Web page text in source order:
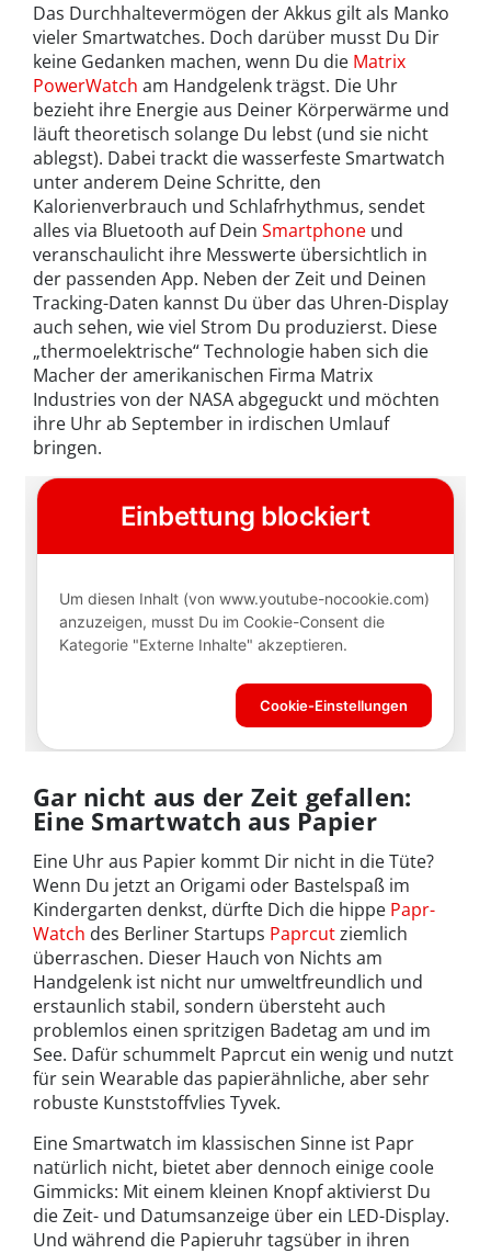
Das Durchhaltevermögen der Akkus gilt als Manko
vieler Smartwatches. Doch darüber musst Du Dir
keine Gedanken machen, wenn Du die Matrix
PowerWatch am Handgelenk trägst. Die Uhr
bezieht ihre Energie aus Deiner Körperwärme und
läuft theoretisch solange Du lebst (und sie nicht
ablegst). Dabei trackt die wasserfeste Smartwatch
unter anderem Deine Schritte, den
Kalorienverbrauch und Schlafrhythmus, sendet
alles via Bluetooth auf Dein Smartphone und
veranschaulicht ihre Messwerte übersichtlich in
der passenden App. Neben der Zeit und Deinen
Tracking-Daten kannst Du über das Uhren-Display
auch sehen, wie viel Strom Du produzierst. Diese
„thermoelektrische“ Technologie haben sich die
Macher der amerikanischen Firma Matrix
Industries von der NASA abgeguckt und möchten
ihre Uhr ab September in irdischen Umlauf
bringen.
Gar nicht aus der Zeit gefallen:
Eine Smartwatch aus Papier
Eine Uhr aus Papier kommt Dir nicht in die Tüte?
Wenn Du jetzt an Origami oder Bastelspaß im
Kindergarten denkst, dürfte Dich die hippe Papr-
Watch des Berliner Startups Paprcutziemlich
überraschen. Dieser Hauch von Nichts am
Handgelenk ist nicht nur umweltfreundlich und
erstaunlich stabil, sondern übersteht auch
problemlos einen spritzigen Badetag am und im
See. Dafür schummelt Paprcut ein wenig und nutzt
für sein Wearable das papierähnliche, aber sehr
robuste Kunststoffvlies Tyvek.
Eine Smartwatch im klassischen Sinne ist Papr
natürlich nicht, bietet aber dennoch einige coole
Gimmicks: Mit einem kleinen Knopf aktivierst Du
die Zeit- und Datumsanzeige über ein LED-Display.
Und während die Papieruhr tagsüber in ihren